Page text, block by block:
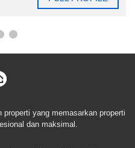
properti yang memasarkan properti
dan maksimal.